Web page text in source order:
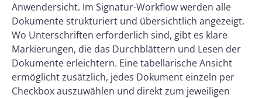
Anwendersicht. Im Signatur-Workflow werden alle
Dokumente strukturiert und übersichtlich angezeigt.
Wo Unterschriften erforderlich sind, gibt es klare
Markierungen, die das Durchblättern und Lesen der
Dokumente erleichtern. Eine tabellarische Ansicht
ermöglicht zusätzlich, jedes Dokument einzeln per
Checkbox auszuwählen und direkt zum jeweiligen